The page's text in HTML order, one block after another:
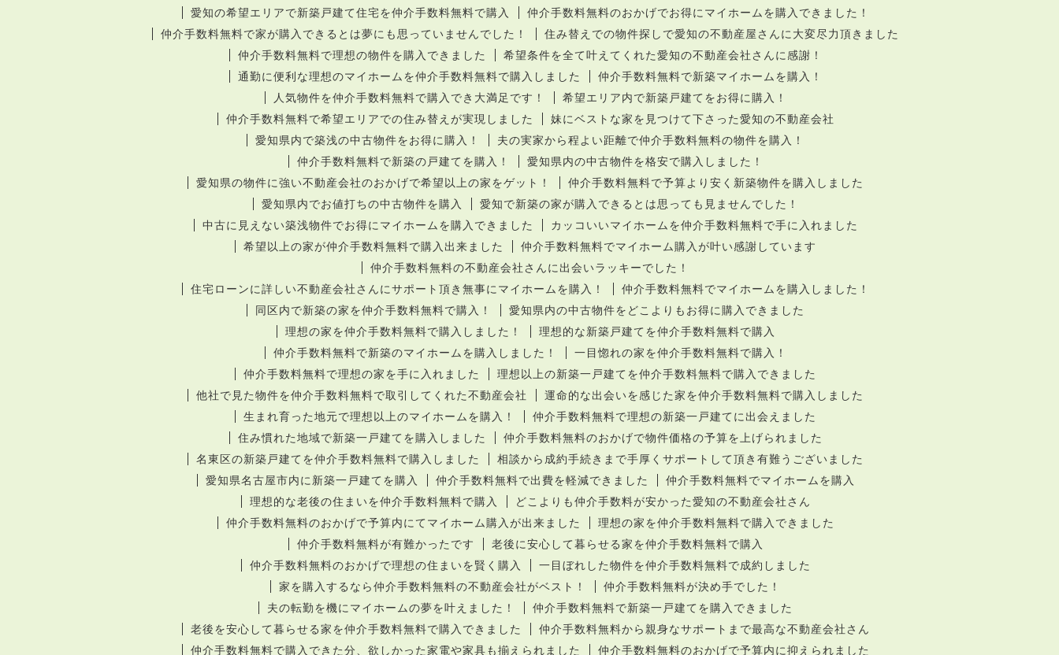
愛知の希望エリアで新築戸建て住宅を仲介手数料無料で購入
仲介手数料無料のおかげでお得にマイホームを購入できました！
仲介手数料無料で家が購入できるとは夢にも思っていませんでした！
住み替えでの物件探しで愛知の不動産屋さんに大変尽力頂きました
仲介手数料無料で理想の物件を購入できました
希望条件を全て叶えてくれた愛知の不動産会社さんに感謝！
通勤に便利な理想のマイホームを仲介手数料無料で購入しました
仲介手数料無料で新築マイホームを購入！
人気物件を仲介手数料無料で購入でき大満足です！
希望エリア内で新築戸建てをお得に購入！
仲介手数料無料で希望エリアでの住み替えが実現しました
妹にベストな家を見つけて下さった愛知の不動産会社
愛知県内で築浅の中古物件をお得に購入！
夫の実家から程よい距離で仲介手数料無料の物件を購入！
仲介手数料無料で新築の戸建てを購入！
愛知県内の中古物件を格安で購入しました！
愛知県の物件に強い不動産会社のおかげで希望以上の家をゲット！
仲介手数料無料で予算より安く新築物件を購入しました
愛知県内でお値打ちの中古物件を購入
愛知で新築の家が購入できるとは思っても見ませんでした！
中古に見えない築浅物件でお得にマイホームを購入できました
カッコいいマイホームを仲介手数料無料で手に入れました
希望以上の家が仲介手数料無料で購入出来ました
仲介手数料無料でマイホーム購入が叶い感謝しています
仲介手数料無料の不動産会社さんに出会いラッキーでした！
住宅ローンに詳しい不動産会社さんにサポート頂き無事にマイホームを購入！
仲介手数料無料でマイホームを購入しました！
同区内で新築の家を仲介手数料無料で購入！
愛知県内の中古物件をどこよりもお得に購入できました
理想の家を仲介手数料無料で購入しました！
理想的な新築戸建てを仲介手数料無料で購入
仲介手数料無料で新築のマイホームを購入しました！
一目惚れの家を仲介手数料無料で購入！
仲介手数料無料で理想の家を手に入れました
理想以上の新築一戸建てを仲介手数料無料で購入できました
他社で見た物件を仲介手数料無料で取引してくれた不動産会社
運命的な出会いを感じた家を仲介手数料無料で購入しました
生まれ育った地元で理想以上のマイホームを購入！
仲介手数料無料で理想の新築一戸建てに出会えました
住み慣れた地域で新築一戸建てを購入しました
仲介手数料無料のおかげで物件価格の予算を上げられました
名東区の新築戸建てを仲介手数料無料で購入しました
相談から成約手続きまで手厚くサポートして頂き有難うございました
愛知県名古屋市内に新築一戸建てを購入
仲介手数料無料で出費を軽減できました
仲介手数料無料でマイホームを購入
理想的な老後の住まいを仲介手数料無料で購入
どこよりも仲介手数料が安かった愛知の不動産会社さん
仲介手数料無料のおかげで予算内にてマイホーム購入が出来ました
理想の家を仲介手数料無料で購入できました
仲介手数料無料が有難かったです
老後に安心して暮らせる家を仲介手数料無料で購入
仲介手数料無料のおかげで理想の住まいを賢く購入
一目ぼれした物件を仲介手数料無料で成約しました
家を購入するなら仲介手数料無料の不動産会社がベスト！
仲介手数料無料が決め手でした！
夫の転勤を機にマイホームの夢を叶えました！
仲介手数料無料で新築一戸建てを購入できました
老後を安心して暮らせる家を仲介手数料無料で購入できました
仲介手数料無料から親身なサポートまで最高な不動産会社さん
仲介手数料無料で購入できた分、欲しかった家電や家具も揃えられました
仲介手数料無料のおかげで予算内に抑えられました